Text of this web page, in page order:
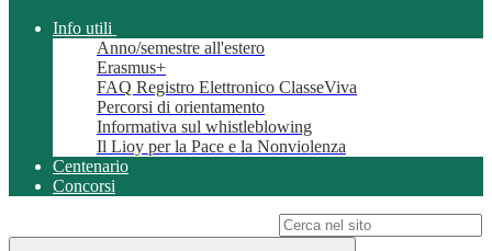
Info utili
Anno/semestre all'estero
Erasmus+
FAQ Registro Elettronico ClasseViva
Percorsi di orientamento
Informativa sul whistleblowing
Il Lioy per la Pace e la Nonviolenza
Centenario
Concorsi